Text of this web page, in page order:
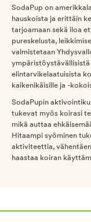
SodaPup on
hauskoista ja erittäin
tarjoamaan sekä iloa
pureskelusta,
valmistetaan
ympäristöystävällisistä
elintarvikelaatuisista
kaikenikäisille ja -
SodaPupin
tukevat myös koirasi
mikä auttaa
Hitaampi syöminen
aktiviteettia,
haastaa koiran